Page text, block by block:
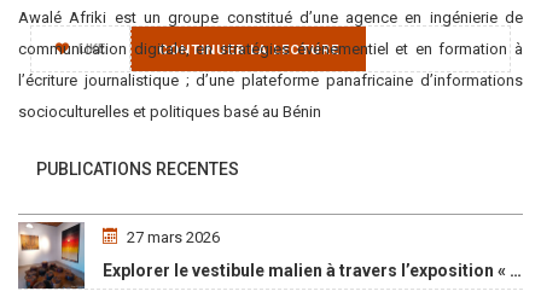
LIKE CONTINUER LA LECTURE
Awalé Afriki est un groupe constitué d’une agence en ingénierie de
communication digitale, en stratégies événementiel et en formation à
l’écriture journalistique ; d’une plateforme panafricaine d’informations
socioculturelles et politiques basé au Bénin
PUBLICATIONS RECENTES
27 mars 2026
Explorer le vestibule malien à travers l’exposition « Maaya Bulon »